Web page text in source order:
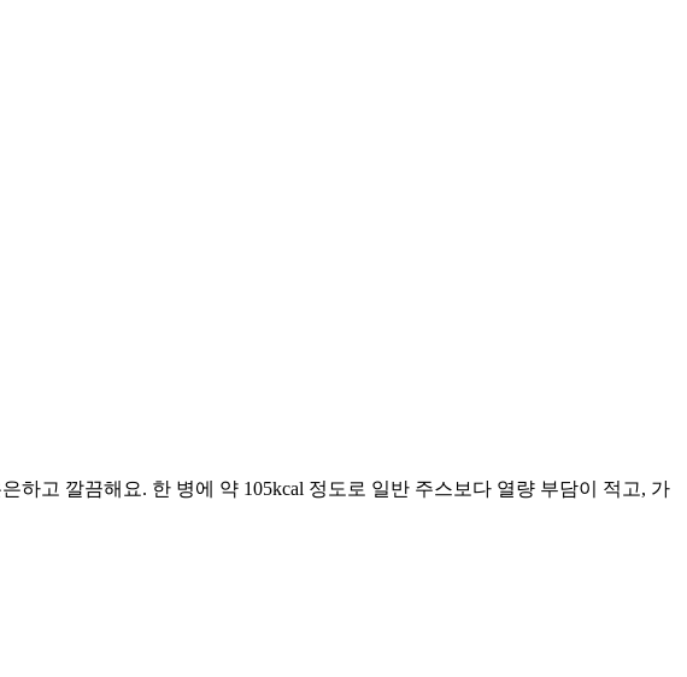
고 깔끔해요. 한 병에 약 105kcal 정도로 일반 주스보다 열량 부담이 적고, 가